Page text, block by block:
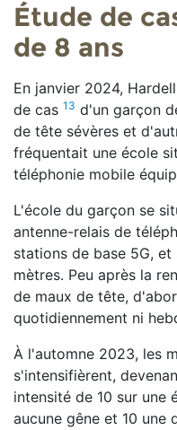
Étude de
de 8 ans
En janvier 2024,
de cas 13 d'un garçon
de tête sévères et
fréquentait une école
téléphonie mobile
L'école du garçon se
antenne-relais de
stations de base 5G,
mètres. Peu après la
de maux de tête,
quotidiennement ni
À l'automne 2023, les
s'intensifièrent,
intensité de 10 sur une
aucune gêne et 10 une